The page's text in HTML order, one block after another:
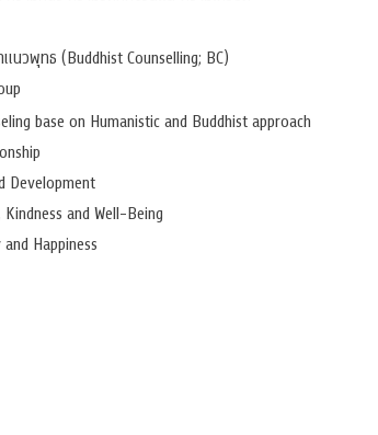
นวพุทธ (Buddhist Counselling; BC)
base on Humanistic and Buddhist approach
Development
and Well-Being
Happiness